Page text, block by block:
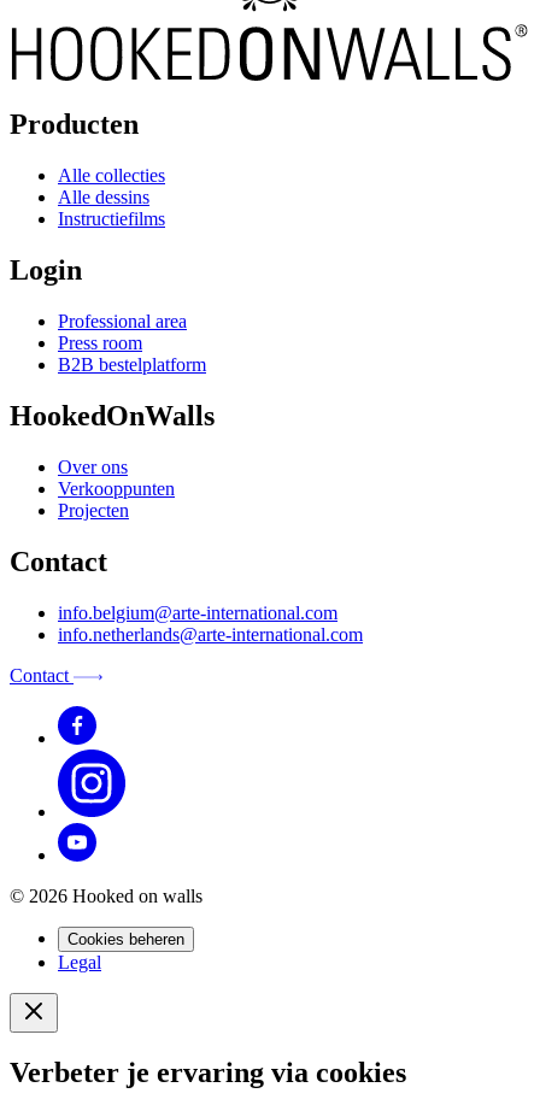
Producten
Alle collecties
Alle dessins
Instructiefilms
Login
Professional area
Press room
B2B bestelplatform
HookedOnWalls
Over ons
Verkooppunten
Projecten
Contact
info.belgium@arte-international.com
info.netherlands@arte-international.com
Contact
© 2026 Hooked on walls
Cookies beheren
Legal
Verbeter je ervaring via cookies